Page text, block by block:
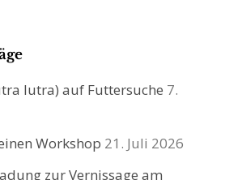
lutra) auf Futtersuche 7.
Workshop 21. Juli 2026
zur Vernissage am